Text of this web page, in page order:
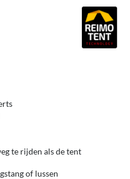
te rijden als de tent
of lussen